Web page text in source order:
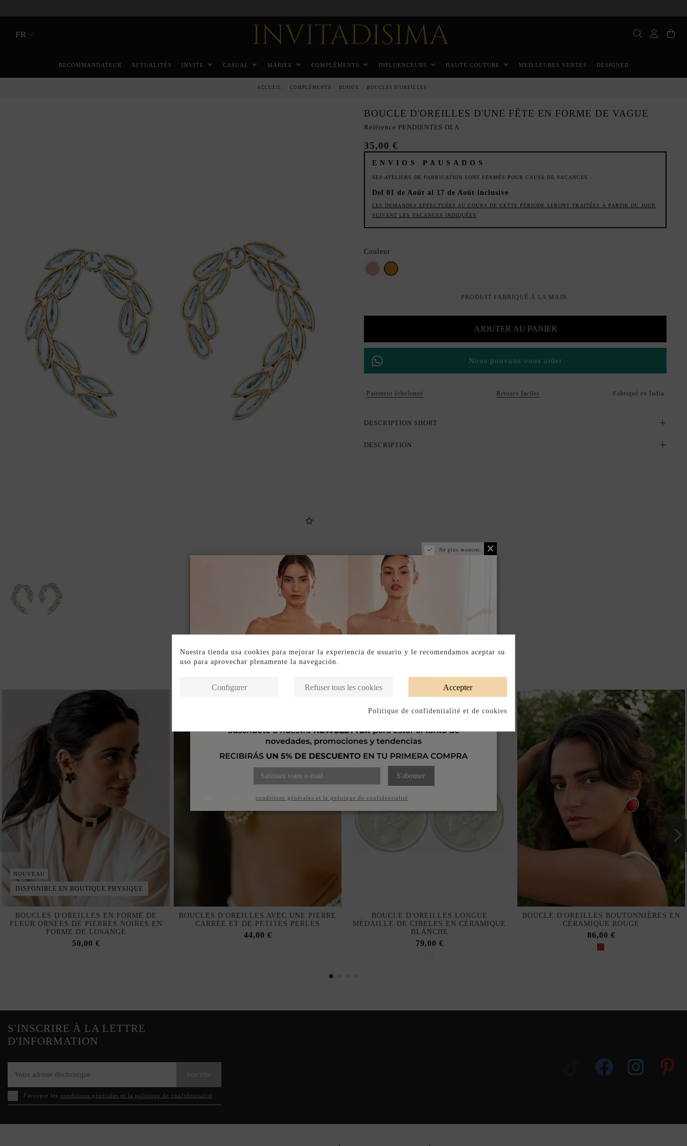
FR
RECOMMANDATEUR ACTUALITÉS INVITE CASUAL MARIEE COMPLÉMENTS INFLUENCEURS HAUTE COUTURE MEILLEURES VENTES DESIGNER
ACCUEIL COMPLÉMENTS BIJOUX BOUCLES D'OREILLES
BOUCLE D'OREILLES D'UNE FÊTE EN FORME DE VAGUE
Référence PENDIENTES OLA
35,00 €
ENVIOS PAUSADOS
SES ATELIERS DE FABRICATION SONT FERMÉS POUR CAUSE DE VACANCES
Del 01 de Août al 17 de Août inclusive
LES DEMANDES EFFECTUÉES AU COURS DE CETTE PÉRIODE SERONT TRAITÉES À PARTIR DU JOUR
SUIVANT LES VACANCES INDIQUÉES
Couleur
Or roseDorado
PRODUIT FABRIQUÉ À LA MAIN.
AJOUTER AU PANIER
Nous pouvons vous aider
Paiement échelonné Retours faciles Fabriqué en India
DESCRIPTION SHORT
DESCRIPTION
NOUVEAU
DISPONIBLE EN BOUTIQUE PHYSIQUE
BOUCLES D'OREILLES EN FORME DE
FLEUR ORNÉES DE PIERRES NOIRES EN
FORME DE LOSANGE
50,00 €
BOUCLES D'OREILLES AVEC UNE PIERRE
CARRÉE ET DE PETITES PERLES
44,00 €
BOUCLE D'OREILLES LONGUE
MÉDAILLE DE CIBELES EN CÉRAMIQUE
BLANCHE
79,00 €
BOUCLE D'OREILLES BOUTONNIÈRES EN
CÉRAMIQUE ROUGE
86,00 €
S'INSCRIRE À LA LETTRE
D'INFORMATION
J'accepte les conditions générales et la politique de confidentialité
Ne plus montrer.
S'abonner
conditions générales et la politique de confidentialité
Nuestra tienda usa cookies para mejorar la experiencia de usuario y le recomendamos aceptar su
uso para aprovechar plenamente la navegación.
Accepter
Refuser tous les cookies
Configurer
Politique de confidentialité et de cookies